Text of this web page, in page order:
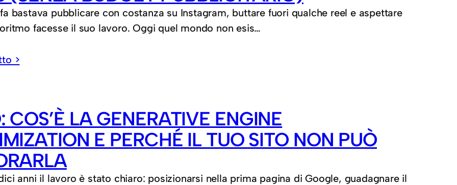
bastava pubblicare con costanza su Instagram, buttare fuori qualche reel e aspettare
facesse il suo lavoro. Oggi quel mondo non esis…
>
COS’È LA GENERATIVE ENGINE
E PERCHÉ IL TUO SITO NON PUÒ
anni il lavoro è stato chiaro: posizionarsi nella prima pagina di Google, guadagnare il